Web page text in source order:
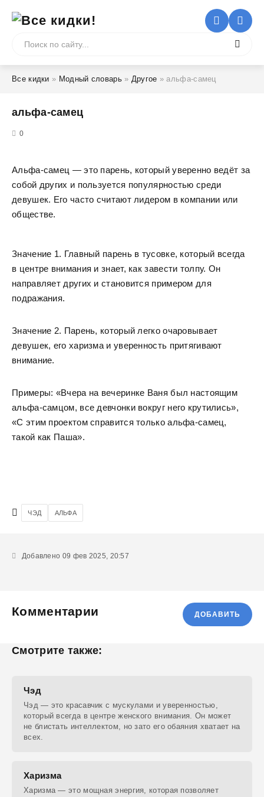
Все кидки » Модный словарь» Другое » альфа-самец
альфа-самец
0
Альфа-самец — это парень, который уверенно ведёт за
собой других и пользуется популярностью среди
девушек. Его часто считают лидером в компании или
обществе.
Значение 1. Главный парень в тусовке, который всегда
в центре внимания и знает, как завести толпу. Он
направляет других и становится примером для
подражания.
Значение 2. Парень, который легко очаровывает
девушек, его харизма и уверенность притягивают
внимание.
Примеры: «Вчера на вечеринке Ваня был настоящим
альфа-самцом, все девчонки вокруг него крутились»,
«С этим проектом справится только альфа-самец,
такой как Паша».
ЧЭД АЛЬФА
Добавлено 09 фев 2025, 20:57
Комментарии ДОБАВИТЬ
Смотрите также:
Чэд
Чэд — это красавчик с мускулами и уверенностью,
который всегда в центре женского внимания. Он может
не блистать интеллектом, но зато его обаяния хватает на
всех.
Харизма
Харизма — это мощная энергия, которая позволяет